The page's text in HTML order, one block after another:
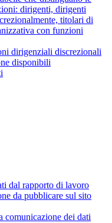
dirigenti, dirigenti
titolari di
con funzioni
dirigenziali discrezionali
disponibili
dal rapporto di lavoro
da pubblicare sul sito
comunicazione dei dati